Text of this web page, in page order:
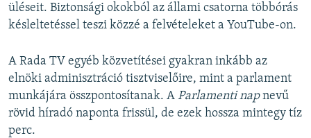
üléseit. Biztonsági okokból az állami csatorna többórás
késleltetéssel teszi közzé a felvételeket a YouTube-on.
A Rada TV egyéb közvetítései gyakran inkább az
elnöki adminisztráció tisztviselőire, mint a parlament
munkájára összpontosítanak. A Parlamenti napnevű
rövid híradó naponta frissül, de ezek hossza mintegy tíz
perc.